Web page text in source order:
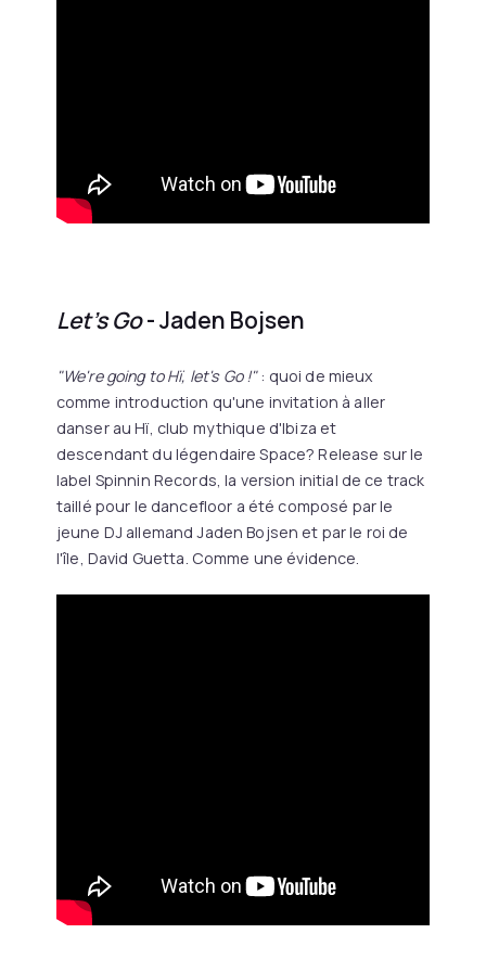
Let's Go- Jaden Bojsen
"We're going to Hï, let's Go !": quoi de mieux
comme introduction qu'une invitation à aller
danser au Hï, club mythique d'Ibiza et
descendant du légendaire Space? Release sur le
label Spinnin Records, la version initial de ce track
taillé pour le dancefloor a été composé par le
jeune DJ allemand Jaden Bojsen et par le roi de
l'île, David Guetta. Comme une évidence.